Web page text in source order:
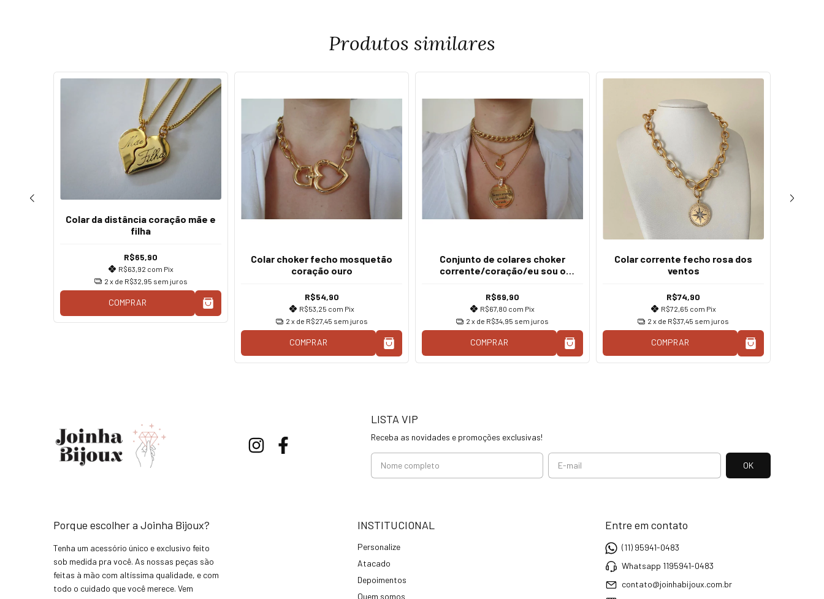
Produtos similares
Colar da distância coração mãe e
filha
R$65,90
R$63,92 com Pix
2 x de R$32,95 sem juros
COMPRAR
Colar choker fecho mosquetão
coração ouro
R$54,90
R$53,25 com Pix
2 x de R$27,45 sem juros
COMPRAR
Conjunto de colares choker
corrente/coração/eu sou o
R$69,90
R$67,80 com Pix
2 x de R$34,95 sem juros
COMPRAR
Colar corrente fecho rosa dos
ventos
R$74,90
R$72,65 com Pix
2 x de R$37,45 sem juros
COMPRAR
LISTA VIP
Receba as novidades e promoções exclusivas!
Porque escolher a Joinha Bijoux?
Tenha um acessório único e exclusivo feito
sob medida pra você. As nossas peças são
feitas à mão com altíssima qualidade, e com
todo o cuidado que você merece. Vem
INSTITUCIONAL
Personalize
Atacado
Depoimentos
Quem somos
Entre em contato
(11) 95941-0483
Whatsapp 1195941-0483
contato@joinhabijoux.com.br